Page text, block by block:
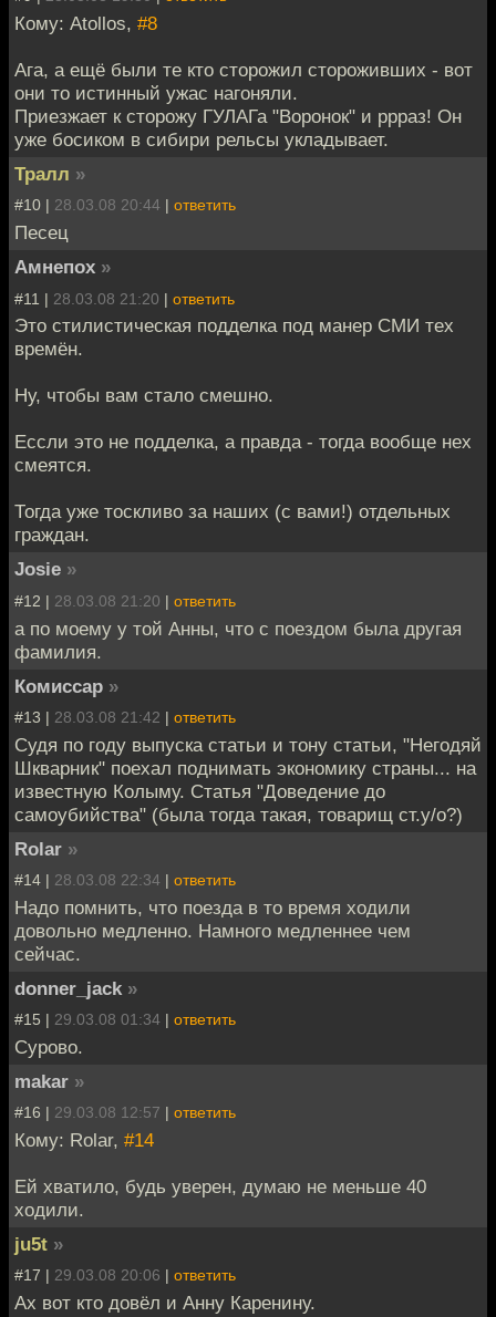
Кому: Atollos, #8
Ага, а ещё были те кто сторожил стороживших - вот
они то истинный ужас нагоняли.
Приезжает к сторожу ГУЛАГа "Воронок" и ррраз! Он
уже босиком в сибири рельсы укладывает.
Тралл »
#10 | 28.03.08 20:44 | ответить
Песец
Амнепох »
#11 | 28.03.08 21:20 | ответить
Это стилистическая подделка под манер СМИ тех
времён.
Ну, чтобы вам стало смешно.
Ессли это не подделка, а правда - тогда вообще нех
смеятся.
Тогда уже тоскливо за наших (с вами!) отдельных
граждан.
Josie »
#12 | 28.03.08 21:20 | ответить
а по моему у той Анны, что с поездом была другая
фамилия.
Комиссар »
#13 | 28.03.08 21:42 | ответить
Судя по году выпуска статьи и тону статьи, "Негодяй
Шкварник" поехал поднимать экономику страны... на
известную Колыму. Статья "Доведение до
самоубийства" (была тогда такая, товарищ ст.у/о?)
Rolar »
#14 | 28.03.08 22:34 | ответить
Надо помнить, что поезда в то время ходили
довольно медленно. Намного медленнее чем
сейчас.
donner_jack »
#15 | 29.03.08 01:34 | ответить
Сурово.
makar »
#16 | 29.03.08 12:57 | ответить
Кому: Rolar, #14
Ей хватило, будь уверен, думаю не меньше 40
ходили.
ju5t »
#17 | 29.03.08 20:06 | ответить
Ах вот кто довёл и Анну Каренину.